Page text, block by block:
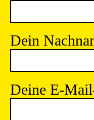
Dein
Deine E-